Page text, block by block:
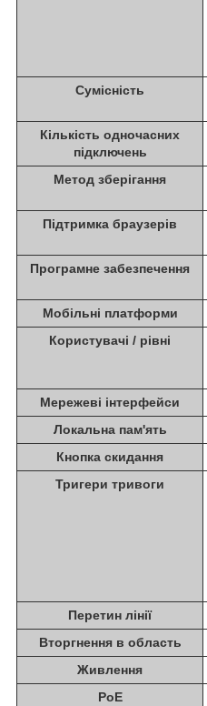
Сумісність
Кількість одночасних
підключень
Метод зберігання
Підтримка браузерів
Програмне забезпечення
Мобільні платформи
Користувачі / рівні
Мережеві інтерфейси
Локальна пам'ять
Кнопка скидання
Тригери тривоги
Перетин лінії
Вторгнення в область
Живлення
PoE